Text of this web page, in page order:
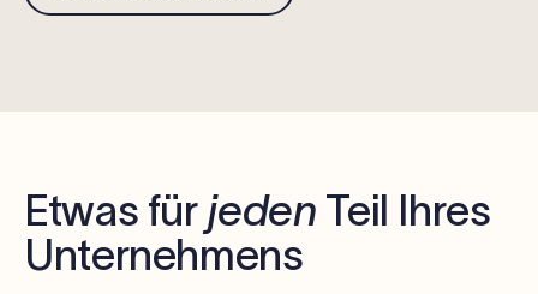
Etwas für jeden Teil Ihres
Unternehmens